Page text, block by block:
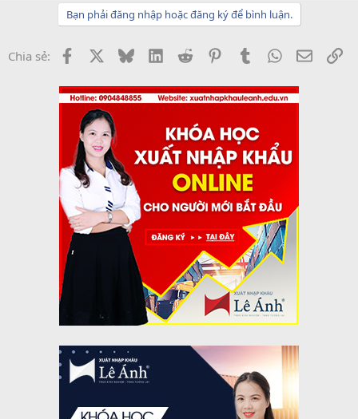
Bạn phải đăng nhập hoặc đăng ký để bình luận.
Chia sẻ: Facebook BlueskyLinkedInReddit PinterestTumblrWhatsApp
Email